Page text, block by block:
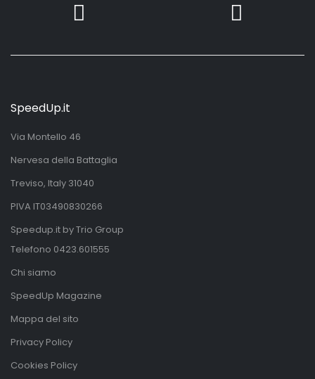
SpeedUp.it
Via Montello 46
Nervesa della Battaglia
Treviso, Italy 31040
PIVA IT03490830266
Speedup.it by Trio Group
Telefono 0423.601555
Chi siamo
SpeedUp Magazine
Mappa del sito
Privacy Policy
Cookies Policy